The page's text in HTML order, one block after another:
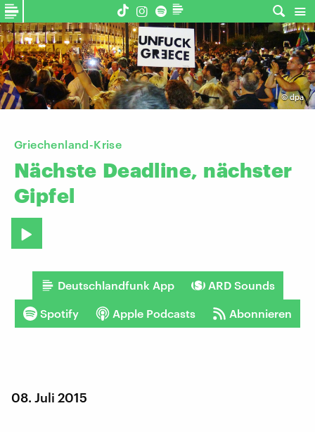
©dpa
Griechenland-Krise
Nächste Deadline, nächster
Gipfel
Deutschlandfunk App ARD Sounds
Spotify Apple Podcasts Abonnieren
08. Juli 2015